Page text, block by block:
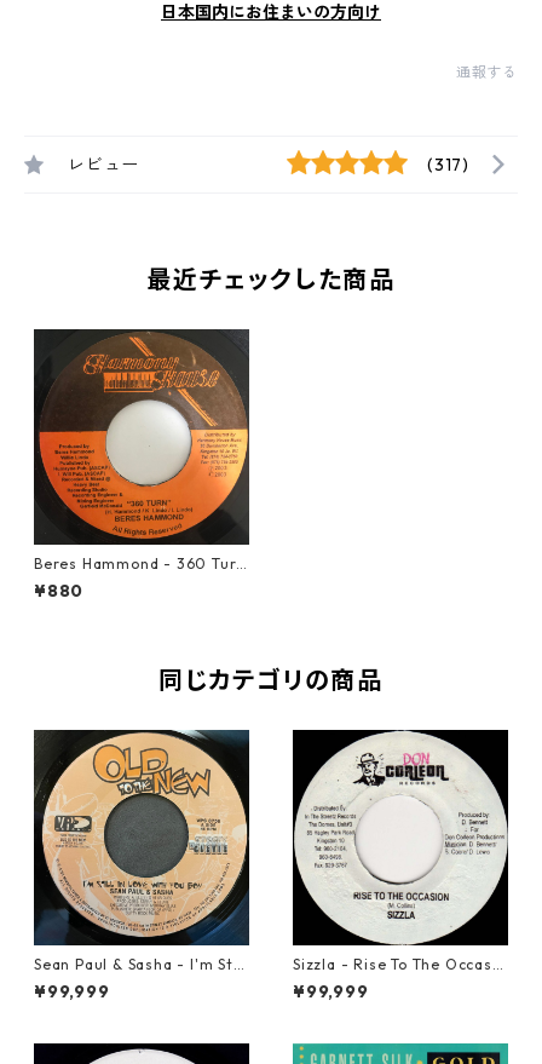
日本国内にお住まいの方向け
通報する
レビュー (317)
最近チェックした商品
Beres Hammond - 360 Turn
【7-10776】
¥880
同じカテゴリの商品
Sean Paul & Sasha - I'm Still
In Love With You Boy【7-218
78】
¥99,999
Sizzla - Rise To The Occasio
n【7-21822】
¥99,999